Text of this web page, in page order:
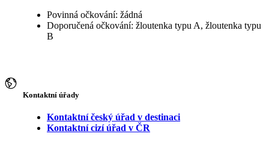
Povinná očkování: žádná
Doporučená očkování: žloutenka typu A, žloutenka typu
B
Kontaktní úřady
Kontaktní český úřad v destinaci
Kontaktní cizí úřad v ČR